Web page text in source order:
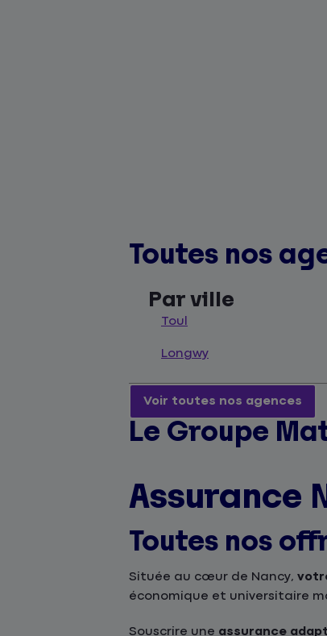
Toutes nos
Par ville
Toul
Longwy
Voir toutes nos agences
Le Groupe
Assurance
Toutes nos
Située au cœur de Nancy,
économique et universitaire
Souscrire une assurance